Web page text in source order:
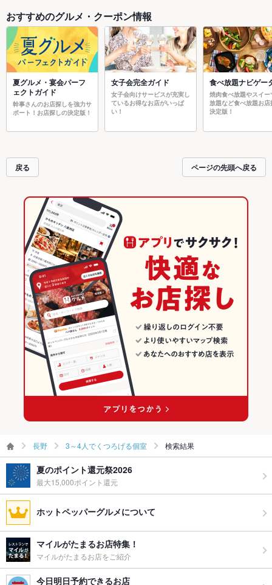
おすすめのグルメ・クーポン情報
夏グルメ・宴会パーフ
ェクトガイド
幹事さんのお店探しを強力サ
ポート！お店探しの決定版！
女子会完全ガイド
女子会向けサービスが充実し
ているお得なお店がいっぱ
い！
食べ放題ナビゲー
焼肉食べ放題やスイー
放題など食べ放題お店
決定版！
戻る ページの先頭へ戻る
長野 3～4人でくつろげる個室 検索結果
夏のポイント還元祭2026
最大15,000ポイント還元
ホットペッパーグルメについて
マイルがたまるお店特集！
マイルがたまるお店をご紹介
今日明日予約できるお店